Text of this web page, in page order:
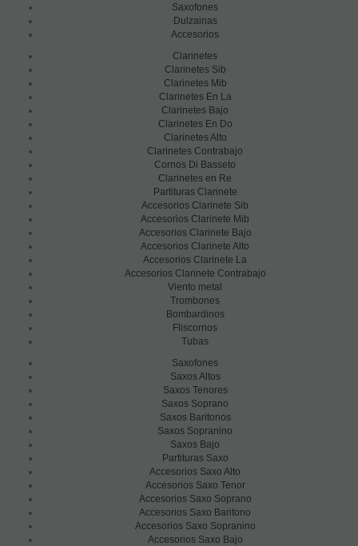
Saxofones
Dulzainas
Accesorios
Clarinetes
Clarinetes Sib
Clarinetes Mib
Clarinetes En La
Clarinetes Bajo
Clarinetes En Do
Clarinetes Alto
Clarinetes Contrabajo
Cornos Di Basseto
Clarinetes en Re
Partituras Clarinete
Accesorios Clarinete Sib
Accesorios Clarinete Mib
Accesorios Clarinete Bajo
Accesorios Clarinete Alto
Accesorios Clarinete La
Accesorios Clarinete Contrabajo
Viento metal
Trombones
Bombardinos
Fliscornos
Tubas
Saxofones
Saxos Altos
Saxos Tenores
Saxos Soprano
Saxos Baritonos
Saxos Sopranino
Saxos Bajo
Partituras Saxo
Accesorios Saxo Alto
Accesorios Saxo Tenor
Accesorios Saxo Soprano
Accesorios Saxo Baritono
Accesorios Saxo Sopranino
Accesorios Saxo Bajo